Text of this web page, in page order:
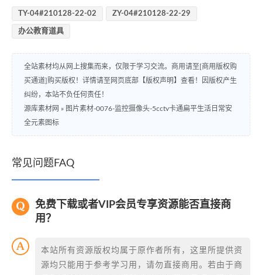
TY-04#210128-22-02 ZY-04#210128-22-29
办公教育道具
全站素材均从网上搜集而来，仅限于学习交流。商用请至[商用版权购
买通道]购买版权！详情请至网页底部【版权声明】查看！因版权产生
纠纷，本站不负任何责任！
源库素材网 » 图片素材-0076-监控摄像头-5cctv卡通扁平生活日常安
全元素图标
常见问题FAQ
免费下载或者VIP会员专享资源能否直接商
用？
本站所有资源版权均属于原作者所有，这里所提供资
源均只能用于参考学习用，请勿直接商用。若由于商